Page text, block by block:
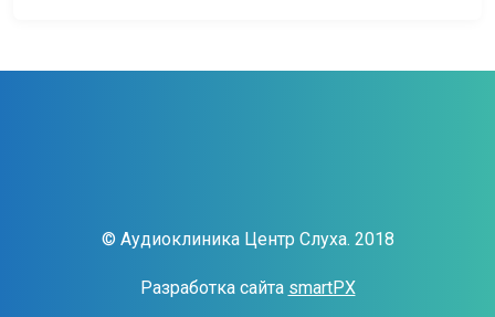
© Аудиоклиника Центр Слуха. 2018
Разработка сайта smartPX